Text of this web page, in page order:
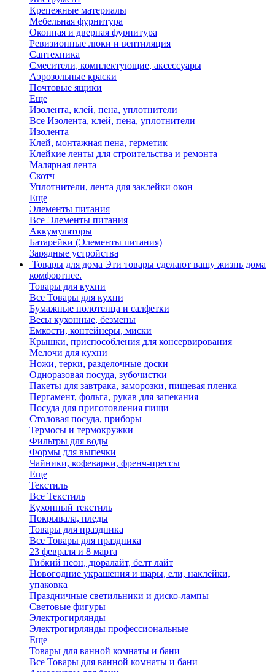
Крепежные материалы
Мебельная фурнитура
Оконная и дверная фурнитура
Ревизионные люки и вентиляция
Сантехника
Смесители, комплектующие, аксессуары
Аэрозольные краски
Почтовые ящики
Еще
Изолента, клей, пена, уплотнители
Все Изолента, клей, пена, уплотнители
Изолента
Клей, монтажная пена, герметик
Клейкие ленты для строительства и ремонта
Малярная лента
Скотч
Уплотнители, лента для заклейки окон
Еще
Элементы питания
Все Элементы питания
Аккумуляторы
Батарейки (Элементы питания)
Зарядные устройства
Товары для дома Эти товары сделают вашу жизнь дома
комфортнее.
Товары для кухни
Все Товары для кухни
Бумажные полотенца и салфетки
Весы кухонные, безмены
Емкости, контейнеры, миски
Крышки, приспособления для консервирования
Мелочи для кухни
Ножи, терки, разделочные доски
Одноразовая посуда, зубочистки
Пакеты для завтрака, заморозки, пищевая пленка
Пергамент, фольга, рукав для запекания
Посуда для приготовления пищи
Столовая посуда, приборы
Термосы и термокружки
Фильтры для воды
Формы для выпечки
Чайники, кофеварки, френч-прессы
Еще
Текстиль
Все Текстиль
Кухонный текстиль
Покрывала, пледы
Товары для праздника
Все Товары для праздника
23 февраля и 8 марта
Гибкий неон, дюралайт, белт лайт
Новогодние украшения и шары, ели, наклейки,
упаковка
Праздничные светильники и диско-лампы
Световые фигуры
Электрогирлянды
Электрогирлянды профессиональные
Еще
Товары для ванной комнаты и бани
Все Товары для ванной комнаты и бани